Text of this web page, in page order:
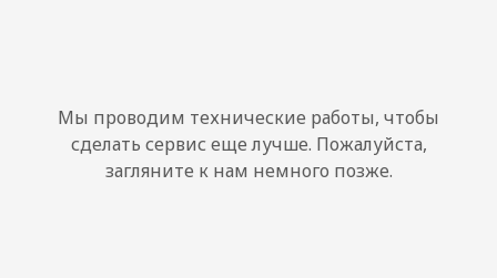
Мы проводим технические работы, чтобы
сделать сервис еще лучше. Пожалуйста,
загляните к нам немного позже.